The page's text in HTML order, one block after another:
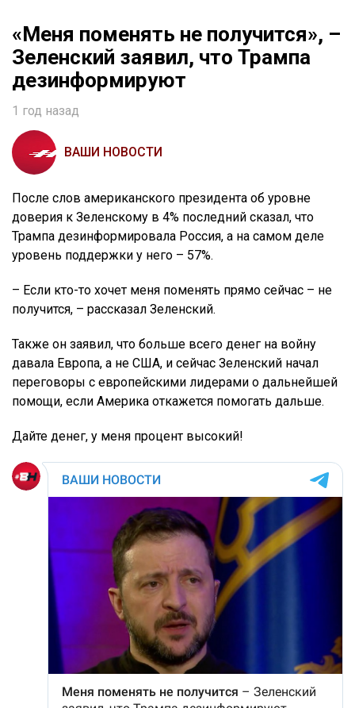
«Меня поменять не получится», –
Зеленский заявил, что Трампа
дезинформируют
1 год назад
ВАШИ НОВОСТИ
После слов американского президента об уровне
доверия к Зеленскому в 4% последний сказал, что
Трампа дезинформировала Россия, а на самом деле
уровень поддержки у него – 57%.
– Если кто-то хочет меня поменять прямо сейчас – не
получится, – рассказал Зеленский.
Также он заявил, что больше всего денег на войну
давала Европа, а не США, и сейчас Зеленский начал
переговоры с европейскими лидерами о дальнейшей
помощи, если Америка откажется помогать дальше.
Дайте денег, у меня процент высокий!